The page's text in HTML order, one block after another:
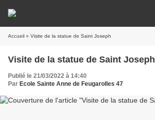
Accueil » Visite de la statue de Saint Joseph
Visite de la statue de Saint Joseph
Publié le 21/03/2022 à 14:40
Par Ecole Sainte Anne de Feugarolles 47